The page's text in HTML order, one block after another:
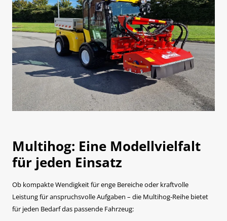
Multihog: Eine Modellvielfalt
für jeden Einsatz
Ob kompakte Wendigkeit für enge Bereiche oder kraftvolle
Leistung für anspruchsvolle Aufgaben – die Multihog-Reihe bietet
für jeden Bedarf das passende Fahrzeug: